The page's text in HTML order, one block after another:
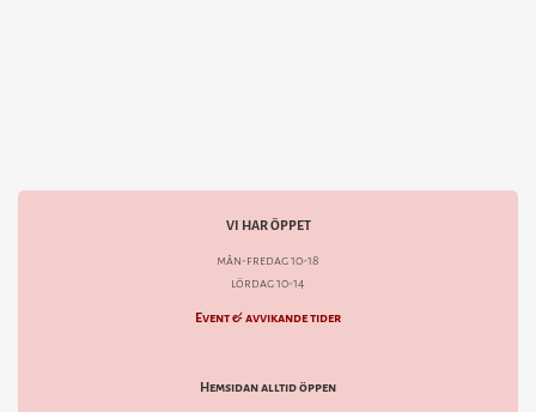
VI HAR ÖPPET
mån-fredag 10-18
lördag 10-14
Event & avvikande tider
Hemsidan alltid öppen